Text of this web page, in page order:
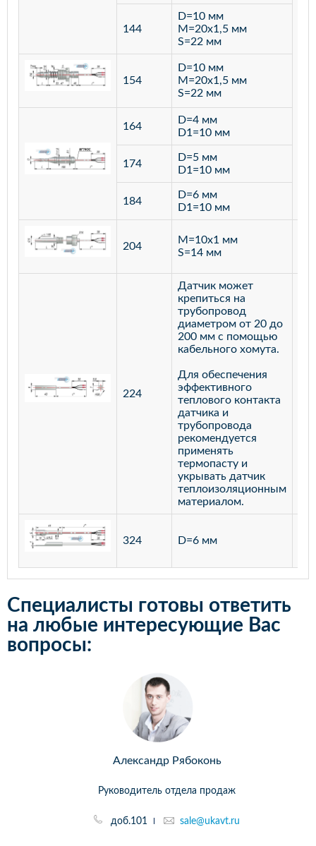
144
D=10 мм
M=20х1,5 мм
S=22 мм
154
D=10 мм
M=20х1,5 мм
S=22 мм
164
D=4 мм
D1=10 мм
174
D=5 мм
D1=10 мм
184
D=6 мм
D1=10 мм
204
M=10х1 мм
S=14 мм
224
Датчик может
крепиться на
трубопровод
диаметром от 20 до
200 мм с помощью
кабельного хомута.
Для обеспечения
эффективного
теплового контакта
датчика и
трубопровода
рекомендуется
применять
термопасту и
укрывать датчик
теплоизоляционным
материалом.
324 D=6 мм
Специалисты готовы ответить
на любые интересующие Вас
вопросы:
Александр Рябоконь
Руководитель отдела продаж
доб.101 sale@ukavt.ru